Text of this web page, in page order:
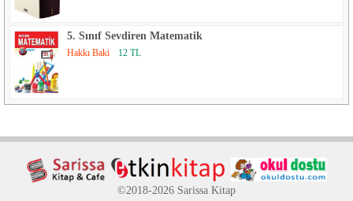
5. Sınıf Sevdiren Matematik
Hakkı Baki 12 TL
©2018-2026 Sarissa Kitap